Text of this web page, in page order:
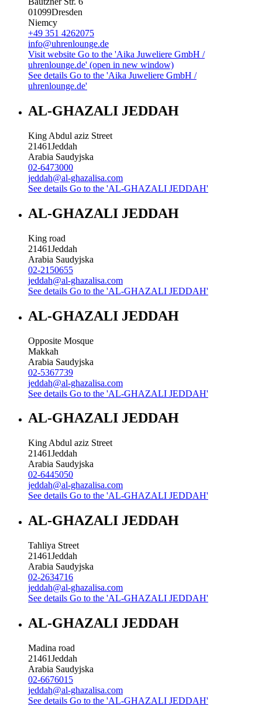
01099Dresden
Niemcy
+49 351 4262075
info@uhrenlounge.de
Visit website Go to the 'Aika Juweliere GmbH /
uhrenlounge.de' (open in new window)
See details Go to the 'Aika Juweliere GmbH /
uhrenlounge.de'
AL-GHAZALI JEDDAH
King Abdul aziz Street
21461Jeddah
Arabia Saudyjska
02-6473000
jeddah@al-ghazalisa.com
See details Go to the 'AL-GHAZALI JEDDAH'
AL-GHAZALI JEDDAH
King road
21461Jeddah
Arabia Saudyjska
02-2150655
jeddah@al-ghazalisa.com
See details Go to the 'AL-GHAZALI JEDDAH'
AL-GHAZALI JEDDAH
Opposite Mosque
Makkah
Arabia Saudyjska
02-5367739
jeddah@al-ghazalisa.com
See details Go to the 'AL-GHAZALI JEDDAH'
AL-GHAZALI JEDDAH
King Abdul aziz Street
21461Jeddah
Arabia Saudyjska
02-6445050
jeddah@al-ghazalisa.com
See details Go to the 'AL-GHAZALI JEDDAH'
AL-GHAZALI JEDDAH
Tahliya Street
21461Jeddah
Arabia Saudyjska
02-2634716
jeddah@al-ghazalisa.com
See details Go to the 'AL-GHAZALI JEDDAH'
AL-GHAZALI JEDDAH
Madina road
21461Jeddah
Arabia Saudyjska
02-6676015
jeddah@al-ghazalisa.com
See details Go to the 'AL-GHAZALI JEDDAH'